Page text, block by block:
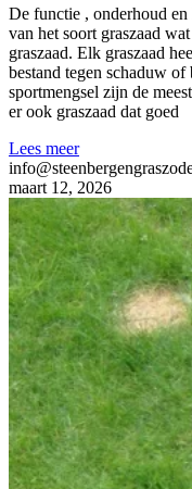
De functie , onderhoud
van het soort graszaad
graszaad. Elk graszaad
bestand tegen schaduw of
sportmengsel zijn de
er ook graszaad dat goed
Lees meer
maart 12, 2026